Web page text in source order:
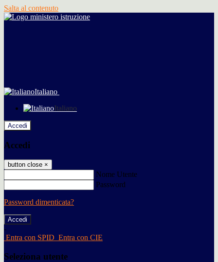
Salta al contenuto
Italiano
Italiano
Accedi
Accedi
button close ×
Nome Utente
Password
Password dimenticata?
-
Entra con SPID Entra con CIE
Seleziona utente